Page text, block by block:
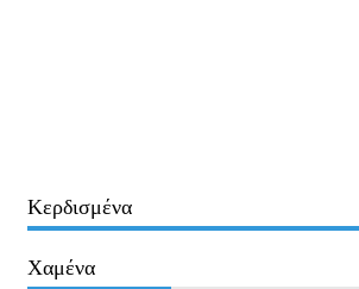
Κερδισμένα
Χαμένα